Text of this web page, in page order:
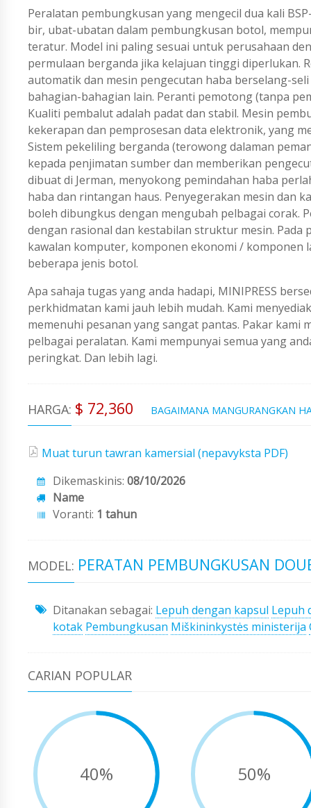
Peralatan pembungkusan yang mengecil dua kali
bir, ubat-ubatan dalam pembungkusan botol,
teratur. Model ini paling sesuai untuk perusahaan
permulaan berganda jika kelajuan tinggi diperlukan.
automatik dan mesin pengecutan haba berselang-
bahagian-bahagian lain. Peranti pemotong (tanpa
Kualiti pembalut adalah padat dan stabil. Mesin
kekerapan dan pemprosesan data elektronik, yang
Sistem pekeliling berganda (terowong dalaman
kepada penjimatan sumber dan memberikan
dibuat di Jerman, menyokong pemindahan haba
haba dan rintangan haus. Penyegerakan mesin dan
boleh dibungkus dengan mengubah pelbagai corak.
dengan rasional dan kestabilan struktur mesin.
kawalan komputer, komponen ekonomi /
beberapa jenis botol.
Apa sahaja tugas yang anda hadapi, MINIPRESS
perkhidmatan kami jauh lebih mudah. Kami
memenuhi pesanan yang sangat pantas. Pakar
pelbagai peralatan. Kami mempunyai semua yang
peringkat. Dan lebih lagi.
HARGA: $ 72,360 BAGAIMANA MANGURANGKAN
Muat turun tawran kamersial (nepavyksta PDF)
Dikemaskinis: 08/10/2026
Name
Voranti: 1 tahun
MODEL: PERATAN PEMBUNGKUSAN
Ditanakan sebagai: Lepuh dengan kapsul Lepuh
kotak Pembungkusan Miškininkystės ministerija
CARIAN POPULAR
40% 50%